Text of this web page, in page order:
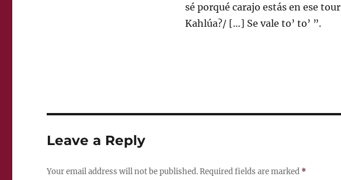
sé porqué carajo estás en ese
Kahlúa?/ […] Se vale to’ to’ ”.
Leave a Reply
Your email address will not be published.Required fields are marked *